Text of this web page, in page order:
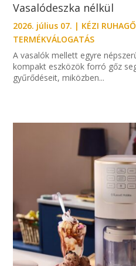
Vasalódeszka nélkül
2026. július 07. | KÉZI
TERMÉKVÁLOGATÁS
A vasalók mellett egyre
kompakt eszközök forró gőz
gyűrődéseit, miközben...